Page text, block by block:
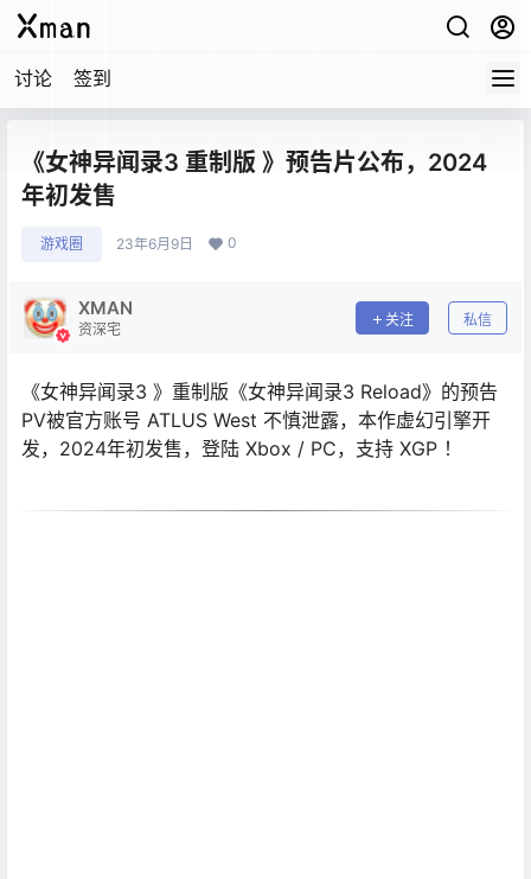
讨论 签到
《女神异闻录3 重制版 》预告片公布，2024
年初发售
游戏圈 23年6月9日 0
XMAN
资深宅
关注 私信
《女神异闻录3 》重制版《女神异闻录3 Reload》的预告
PV被官方账号 ATLUS West 不慎泄露，本作虚幻引擎开
发，2024年初发售，登陆 Xbox / PC，支持 XGP ！